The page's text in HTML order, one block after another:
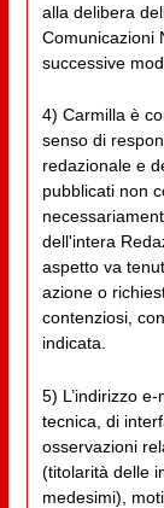
alla delibera
Comunicazioni
successive
4) Carmilla è
senso di
redazionale e
pubblicati non
dell'intera
aspetto va
azione o
contenziosi,
indicata.
5) L’indirizzo
tecnica, di
osservazioni
(titolarità delle
medesimi),